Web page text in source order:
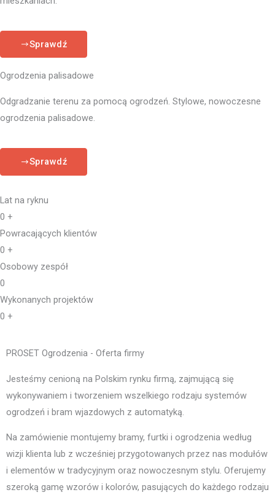
Sprawdź
Ogrodzenia palisadowe
Odgradzanie terenu za pomocą ogrodzeń. Stylowe, nowoczesne
ogrodzenia palisadowe.
Sprawdź
Lat na ryknu
0 +
Powracających klientów
0 +
Osobowy zespół
0
Wykonanych projektów
0 +
PROSET Ogrodzenia - Oferta firmy
Jesteśmy cenioną na Polskim rynku firmą, zajmującą się
wykonywaniem i tworzeniem wszelkiego rodzaju systemów
ogrodzeń i bram wjazdowych z automatyką.
Na zamówienie montujemy bramy, furtki i ogrodzenia według
wizji klienta lub z wcześniej przygotowanych przez nas modułów
i elementów w tradycyjnym oraz nowoczesnym stylu. Oferujemy
szeroką gamę wzorów i kolorów, pasujących do każdego rodzaju